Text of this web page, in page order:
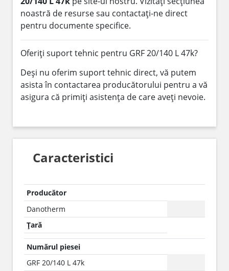
noastră de resurse sau contactați-ne direct
pentru documente specifice.
Oferiți suport tehnic pentru GRF 20/140 L 47k?
Deși nu oferim suport tehnic direct, vă putem
asista în contactarea producătorului pentru a vă
asigura că primiți asistența de care aveți nevoie.
Caracteristici
Producător
Danotherm
Țară
Numărul piesei
GRF 20/140 L 47k